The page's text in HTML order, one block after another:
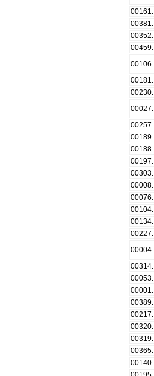
00161.
00381.
00352.
00459.
00106.
00181.
00230.
00027.
00257.
00189.
00188.
00197.
00303.
00008.
00076.
00104.
00134.
00227.
00004.
00314.
00053.
00001.
00389.
00217.
00320.
00319.
00365.
00140.